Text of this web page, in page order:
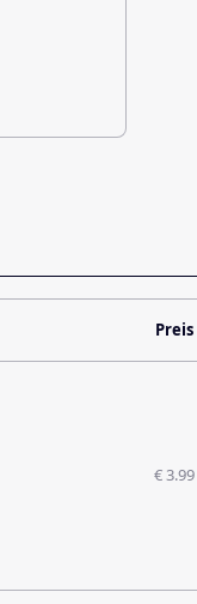
Preis
€ 3.99